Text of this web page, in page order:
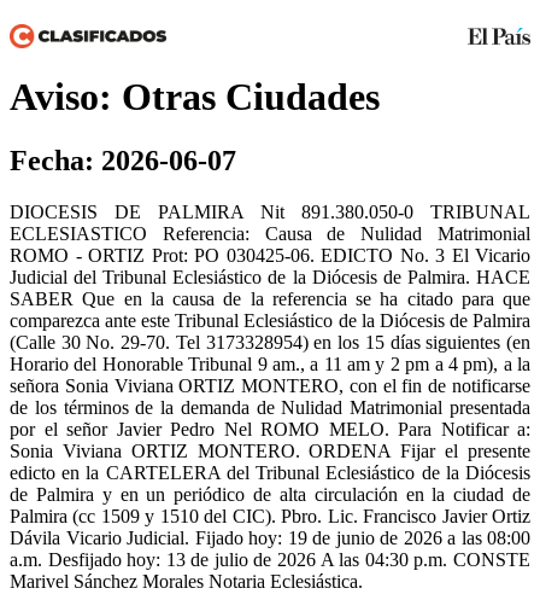
Aviso: Otras Ciudades
Fecha: 2026-06-07
DIOCESIS DE PALMIRA Nit 891.380.050-0 TRIBUNAL
ECLESIASTICO Referencia: Causa de Nulidad Matrimonial
ROMO - ORTIZ Prot: PO 030425-06. EDICTO No. 3 El Vicario
Judicial del Tribunal Eclesiástico de la Diócesis de Palmira. HACE
SABER Que en la causa de la referencia se ha citado para que
comparezca ante este Tribunal Eclesiástico de la Diócesis de Palmira
(Calle 30 No. 29-70. Tel 3173328954) en los 15 días siguientes (en
Horario del Honorable Tribunal 9 am., a 11 am y 2 pm a 4 pm), a la
señora Sonia Viviana ORTIZ MONTERO, con el fin de notificarse
de los términos de la demanda de Nulidad Matrimonial presentada
por el señor Javier Pedro Nel ROMO MELO. Para Notificar a:
Sonia Viviana ORTIZ MONTERO. ORDENA Fijar el presente
edicto en la CARTELERA del Tribunal Eclesiástico de la Diócesis
de Palmira y en un periódico de alta circulación en la ciudad de
Palmira (cc 1509 y 1510 del CIC). Pbro. Lic. Francisco Javier Ortiz
Dávila Vicario Judicial. Fijado hoy: 19 de junio de 2026 a las 08:00
a.m. Desfijado hoy: 13 de julio de 2026 A las 04:30 p.m. CONSTE
Marivel Sánchez Morales Notaria Eclesiástica.